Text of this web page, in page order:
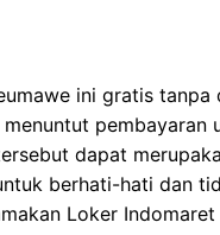
ini gratis tanpa
pembayaran
dapat
berhati-hati dan
Loker Indomaret